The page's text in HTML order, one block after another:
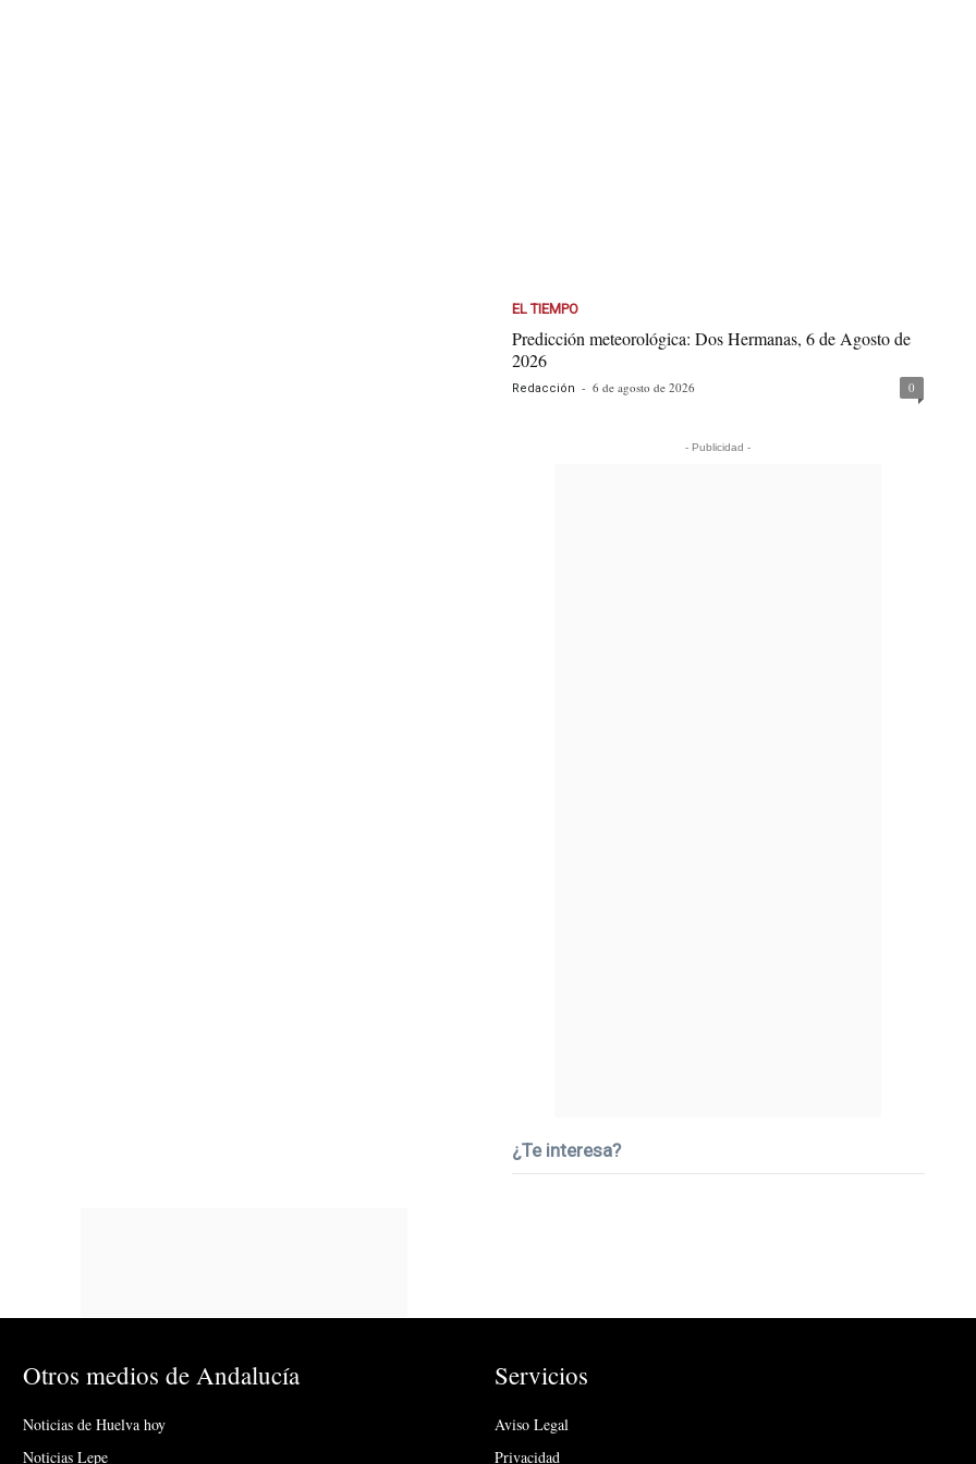
EL TIEMPO
Predicción meteorológica: Dos Hermanas, 6 de Agosto de
2026
Redacción - 6 de agosto de 2026 0
- Publicidad -
¿Te interesa?
Otros medios de Andalucía
Noticias de Huelva hoy
Noticias Lepe
Servicios
Aviso Legal
Privacidad